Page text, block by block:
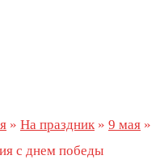
» На праздник » 9 мая »
с днем победы